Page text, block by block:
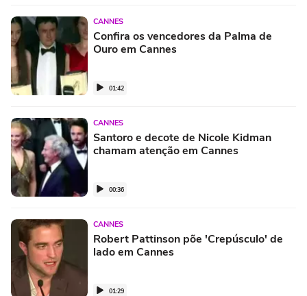
CANNES
Confira os vencedores da Palma de
Ouro em Cannes
01:42
CANNES
Santoro e decote de Nicole Kidman
chamam atenção em Cannes
00:36
CANNES
Robert Pattinson põe 'Crepúsculo' de
lado em Cannes
01:29